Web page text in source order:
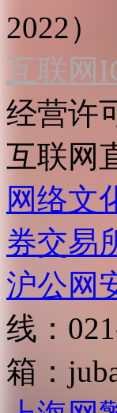
2022）
互联网
经营许
互联网
网络文
券交易
沪公网
线：
箱：